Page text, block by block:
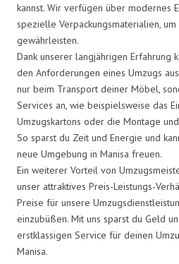
kannst. Wir verfügen über modernes
spezielle Verpackungsmaterialien,
gewährleisten.
Dank unserer langjährigen Erfahrung
den Anforderungen eines Umzugs
nur beim Transport deiner Möbel,
Services an, wie beispielsweise das
Umzugskartons oder die Montage
So sparst du Zeit und Energie und
neue Umgebung in Manisa freuen.
Ein weiterer Vorteil von
unser attraktives Preis-Leistungs-
Preise für unsere
einzubüßen. Mit uns sparst du Geld
erstklassigen Service für deinen
Manisa.